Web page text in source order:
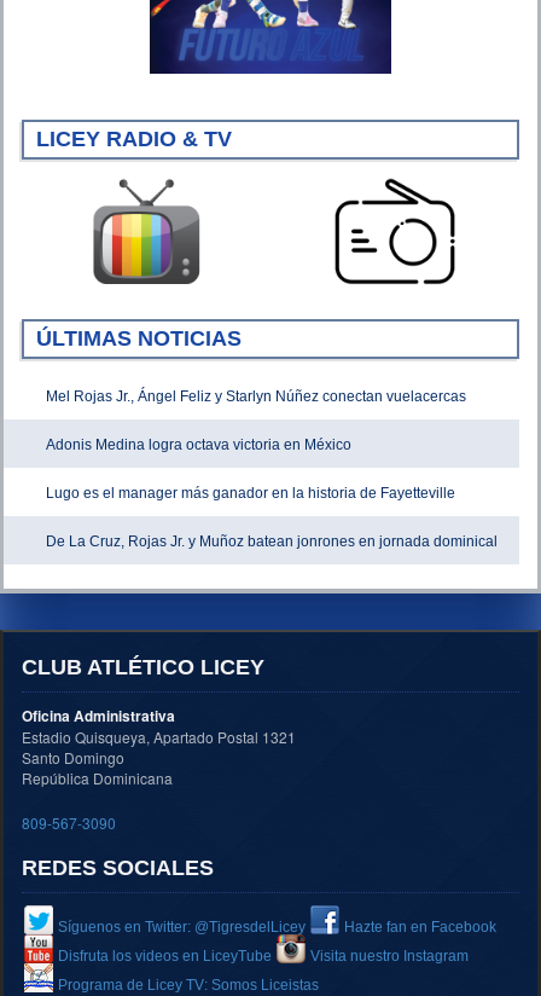
LICEY RADIO & TV
ÚLTIMAS NOTICIAS
Mel Rojas Jr., Ángel Feliz y Starlyn Núñez conectan vuelacercas
Adonis Medina logra octava victoria en México
Lugo es el manager más ganador en la historia de Fayetteville
De La Cruz, Rojas Jr. y Muñoz batean jonrones en jornada dominical
CLUB ATLÉTICO LICEY
Oficina Administrativa
Estadio Quisqueya, Apartado Postal 1321
Santo Domingo
República Dominicana
809-567-3090
REDES SOCIALES
Síguenos en Twitter: @TigresdelLicey
Hazte fan en Facebook
Disfruta los videos en LiceyTube
Visita nuestro Instagram
Programa de Licey TV: Somos Liceistas